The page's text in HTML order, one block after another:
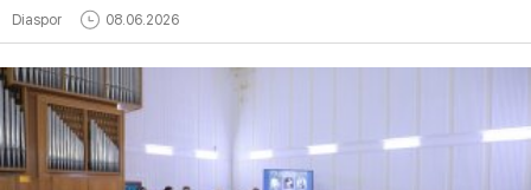
Diaspor 08.06.2026